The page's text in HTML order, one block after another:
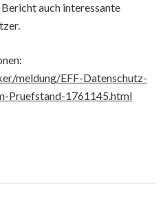
auch interessante
meldung/EFF-Datenschutz-
Pruefstand-1761145.html